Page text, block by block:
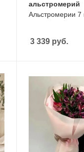
Альстромерии 7
альстромерий
3 339руб.